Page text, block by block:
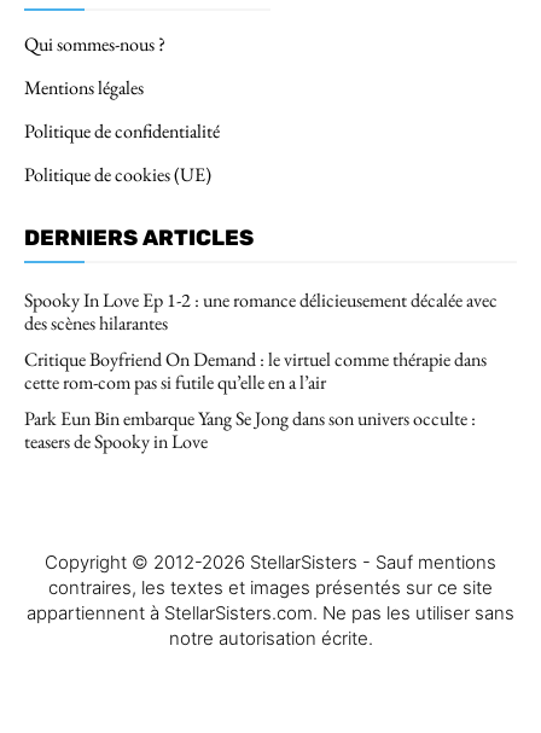
Qui sommes-nous ?
Mentions légales
Politique de confidentialité
Politique de cookies (UE)
DERNIERS ARTICLES
Spooky In Love Ep 1-2 : une romance délicieusement décalée avec
des scènes hilarantes
Critique Boyfriend On Demand : le virtuel comme thérapie dans
cette rom-com pas si futile qu’elle en a l’air
Park Eun Bin embarque Yang Se Jong dans son univers occulte :
teasers de Spooky in Love
Copyright © 2012-2026 StellarSisters - Sauf mentions
contraires, les textes et images présentés sur ce site
appartiennent à StellarSisters.com. Ne pas les utiliser sans
notre autorisation écrite.